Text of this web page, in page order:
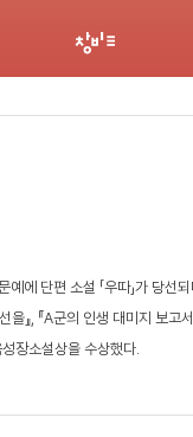
예에 단편 소설 「우따」가 당선
을』, 『A군의 인생 대미지 보고
장소설상을 수상했다.